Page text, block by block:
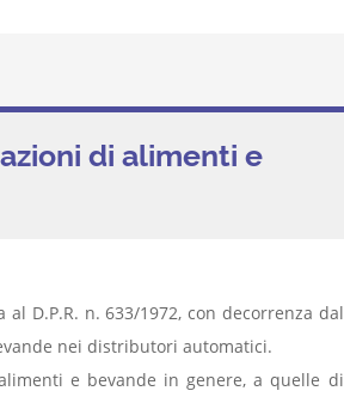
di alimenti e
D.P.R. n. 633/1972, con decorrenza dal
nei distributori automatici.
e bevande in genere, a quelle di